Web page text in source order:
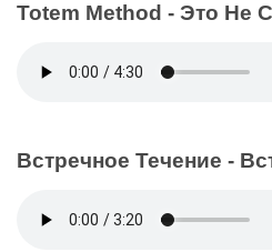
Totem Method - Это Не
Встречное Течение -